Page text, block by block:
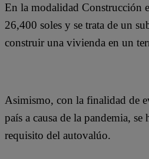
En la modalidad Construcción
26,400 soles y se trata de un
construir una vivienda en un
Asimismo, con la finalidad de
país a causa de la pandemia,
requisito del autovalúo.